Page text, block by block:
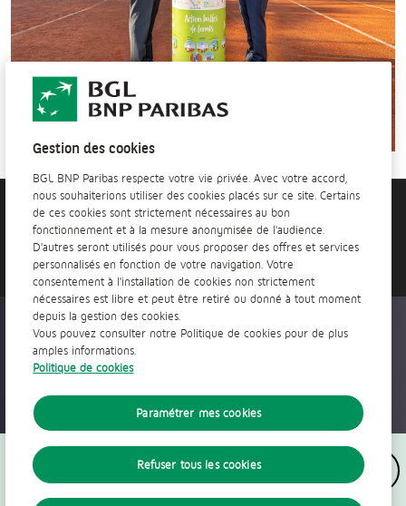
Vous avez besoin d'aide?
Contactez-nous
Accessible partout, tout le temps
Nous suivre
Gestion des cookies
BGL BNP Paribas respecte votre vie privée. Avec votre accord,
nous souhaiterions utiliser des cookies placés sur ce site. Certains
de ces cookies sont strictement nécessaires au bon
fonctionnement et à la mesure anonymisée de l'audience.
D'autres seront utilisés pour vous proposer des offres et services
personnalisés en fonction de votre navigation. Votre
consentement à l'installation de cookies non strictement
nécessaires est libre et peut être retiré ou donné à tout moment
depuis la gestion des cookies.
Vous pouvez consulter notre Politique de cookies pour de plus
amples informations.
Politique de cookies
Paramétrer mes cookies
Refuser tous les cookies